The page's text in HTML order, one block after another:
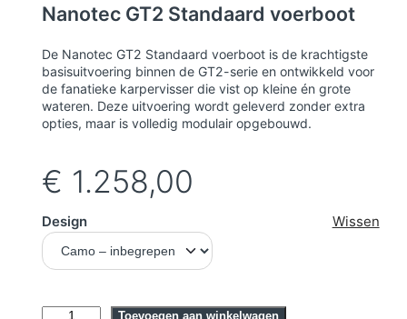
Nanotec GT2 Standaard voerboot
De Nanotec GT2 Standaard voerboot is de krachtigste
basisuitvoering binnen de GT2-serie en ontwikkeld voor
de fanatieke karpervisser die vist op kleine én grote
wateren. Deze uitvoering wordt geleverd zonder extra
opties, maar is volledig modulair opgebouwd.
€ 1.258,00
Design Wissen
Toevoegen aan winkelwagen